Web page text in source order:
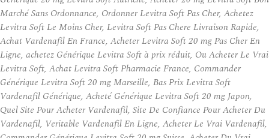
Marché Sans Ordonnance, Ordonner Levitra Soft Pas Cher, Achetez
Levitra Soft Le Moins Cher, Levitra Soft Pas Chere Livraison Rapide,
Achat Vardenafil En France, Acheter Levitra Soft 20 mg Pas Cher En
Ligne, achetez Générique Levitra Soft à prix réduit, Ou Acheter Le Vrai
Levitra Soft, Achat Levitra Soft Pharmacie France, Commander
Générique Levitra Soft 20 mg Marseille, Bas Prix Levitra Soft
Vardenafil Générique, Acheté Générique Levitra Soft 20 mg Japon,
Quel Site Pour Acheter Vardenafil, Site De Confiance Pour Acheter Du
Vardenafil, Veritable Vardenafil En Ligne, Acheter Le Vrai Vardenafil,